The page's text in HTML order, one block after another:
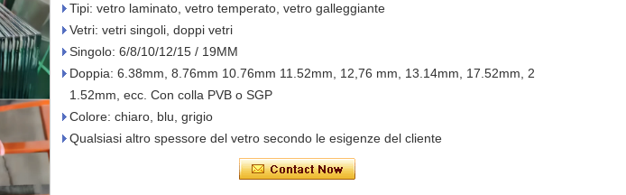
Tipi: vetro laminato, vetro temperato, vetro galleggiante
Vetri: vetri singoli, doppi vetri
Singolo: 6/8/10/12/15 / 19MM
Doppia: 6.38mm, 8.76mm 10.76mm 11.52mm, 12,76 mm, 13.14mm, 17.52mm, 2
1.52mm, ecc. Con colla PVB o SGP
Colore: chiaro, blu, grigio
Qualsiasi altro spessore del vetro secondo le esigenze del cliente